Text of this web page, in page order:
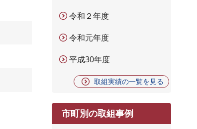
令和２年度
令和元年度
平成30年度
取組実績の一覧を見る
市町別の取組事例